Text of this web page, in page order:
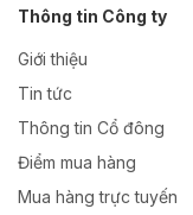
Thông tin Công ty
Giới thiệu
Tin tức
Thông tin Cổ đông
Điểm mua hàng
Mua hàng trực tuyến